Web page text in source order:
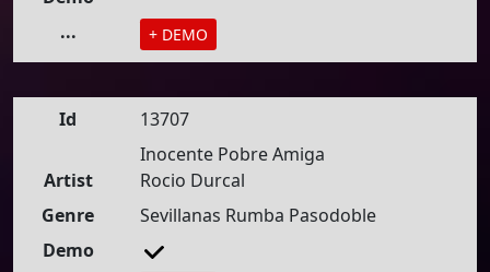
...
+ DEMO
Id
13707
Inocente Pobre Amiga
Artist
Rocio Durcal
Genre
Sevillanas Rumba Pasodoble
Demo